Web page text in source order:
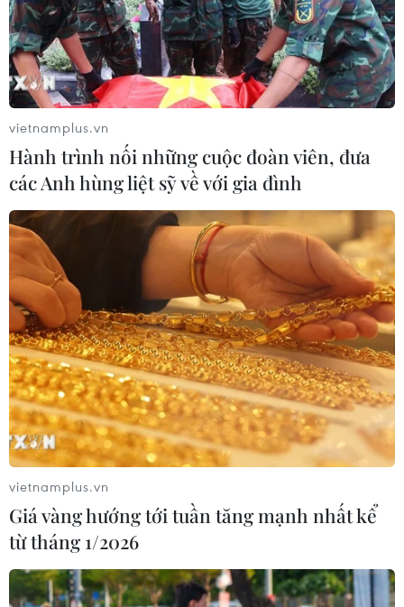
Thái Lan: Ôtô lao vào trung tâm
chăm sóc trẻ làm khoảng nạn nhân
bị thương
07/08/2026 08:13
Thủ tướng Thái Lan chỉ đạo khẩn sau
vụ xả súng tại trường học
07/08/2026 06:37
Thái Lan: Xả súng gây thương vong
tại trường học ở Nonthaburi
07/08/2026 05:12
Nghệ nhân Đặng Văn Hậu
thổi sức sống mới cho nghệ thuật tò
he truyền thống
Sập công trình tại Cuba khiến 2
người tử vong
07/08/2026 01:48
vietnamplus.vn
Hành trình nối những cuộc đoàn viên, đưa
các Anh hùng liệt sỹ về với gia đình
vietnamplus.vn
Giá vàng hướng tới tuần tăng mạnh nhất kể
từ tháng 1/2026